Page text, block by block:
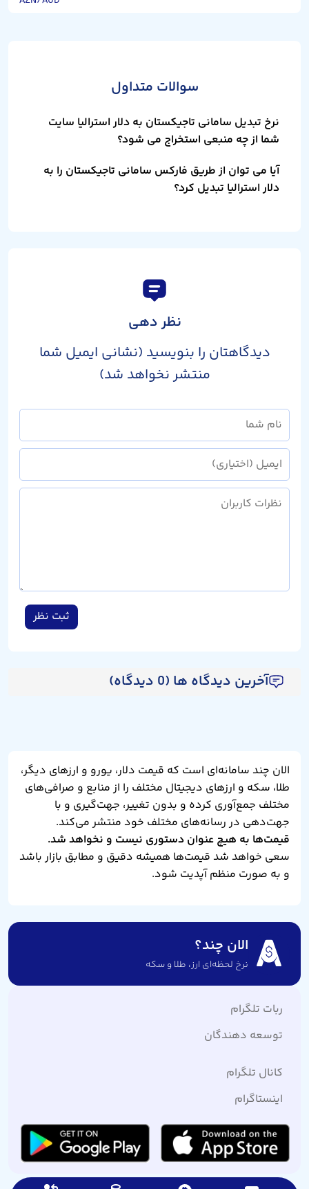
سوالات متداول
نرخ تبدیل سامانی تاجیکستان به دلار استرالیا سایت
شما از چه منبعی استخراج می شود؟
آیا می توان از طریق فارکس سامانی تاجیکستان را به
دلار استرالیا تبدیل کرد؟
نظر دهی
دیدگاهتان را بنویسید (نشانی ایمیل شما
منتشر نخواهد شد)
ثبت نظر
آخرین دیدگاه ها (0 دیدگاه)
الان چند سامانه‌ای است که قیمت دلار، یورو و ارزهای دیگر،
طلا، سکه و ارزهای دیجیتال مختلف را از منابع و صرافی‌های
مختلف جمع‌آوری کرده و بدون تغییر، جهت‌گیری و با
جهت‌دهی در رسانه‌های مختلف خود منتشر می‌کند.
قیمت‌ها به هیچ عنوان دستوری نیست و نخواهد شد.
سعی خواهد شد قیمت‌ها همیشه دقیق و مطابق بازار باشد
و به صورت منظم آپدیت شود.
الان چند؟
نرخ لحظه‌ای ارز،‌ طلا و سکه
ربات تلگرام
توسعه دهندگان
کانال تلگرام
اینستاگرام